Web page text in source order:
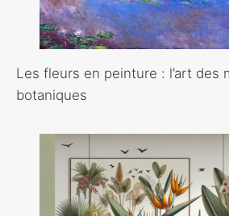
Les fleurs en peinture : l’art des
botaniques